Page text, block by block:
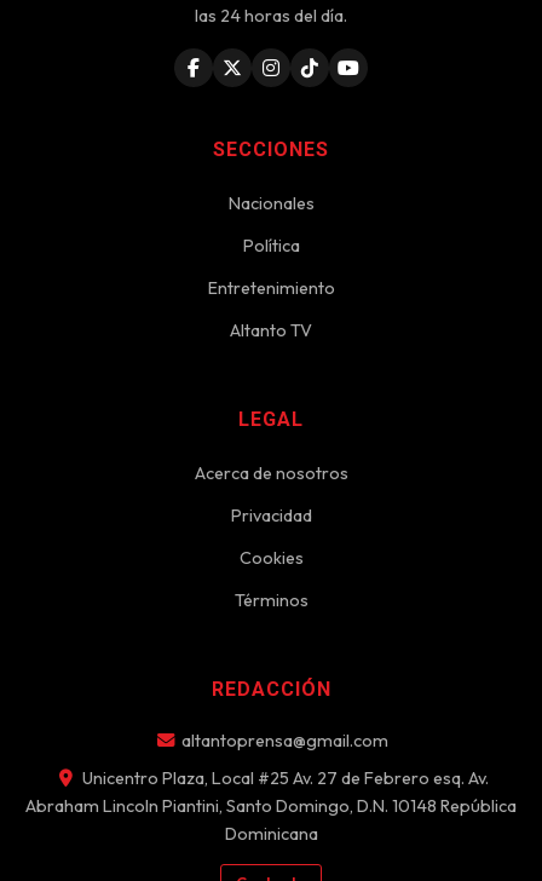
las 24 horas del día.
SECCIONES
Nacionales
Política
Entretenimiento
Altanto TV
LEGAL
Acerca de nosotros
Privacidad
Cookies
Términos
REDACCIÓN
altantoprensa@gmail.com
Unicentro Plaza, Local #25 Av. 27 de Febrero esq. Av.
Abraham Lincoln Piantini, Santo Domingo, D.N. 10148 República
Dominicana